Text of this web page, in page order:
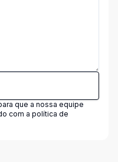
que a nossa equipe
com a política de